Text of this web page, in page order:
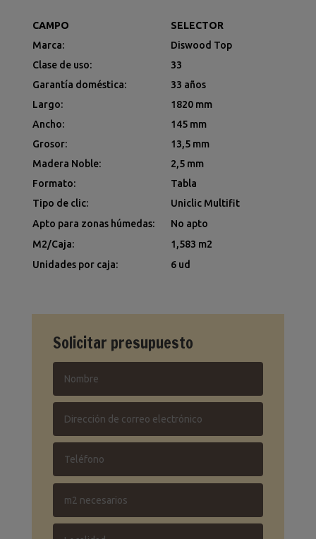
CAMPO
SELECTOR
Marca:
Diswood Top
Clase de uso:
33
Garantía doméstica:
33 años
Largo:
1820 mm
Ancho:
145 mm
Grosor:
13,5 mm
Madera Noble:
2,5 mm
Formato:
Tabla
Tipo de clic:
Uniclic Multifit
Apto para zonas húmedas:
No apto
M2/Caja:
1,583 m2
Unidades por caja:
6 ud
Solicitar presupuesto